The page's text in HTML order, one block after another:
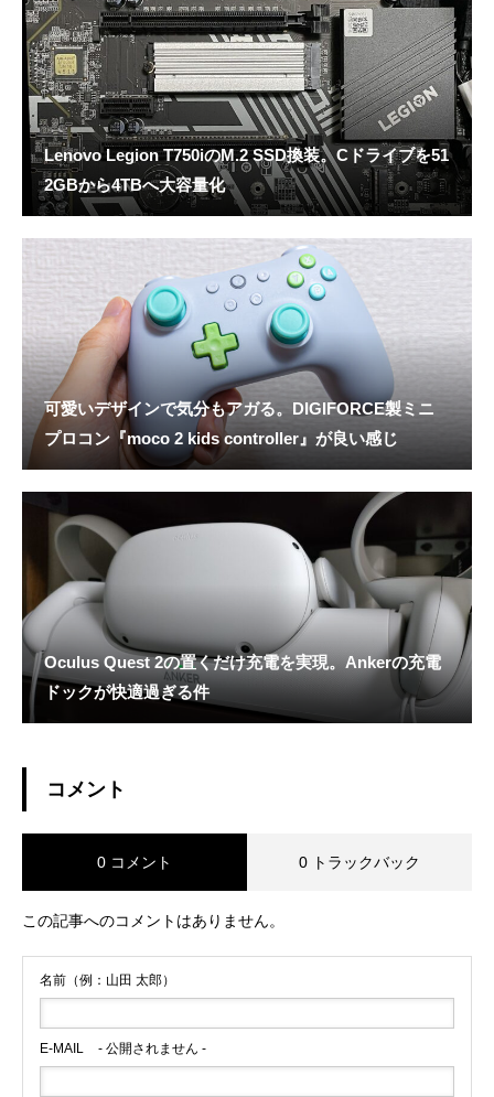
Lenovo Legion T750iのM.2 SSD換装。Cドライブを51
2GBから4TBへ大容量化
可愛いデザインで気分もアガる。DIGIFORCE製ミニ
プロコン『moco 2 kids controller』が良い感じ
Oculus Quest 2の置くだけ充電を実現。Ankerの充電
ドックが快適過ぎる件
コメント
0 コメント 0 トラックバック
この記事へのコメントはありません。
名前（例：山田 太郎）
E-MAIL - 公開されません -